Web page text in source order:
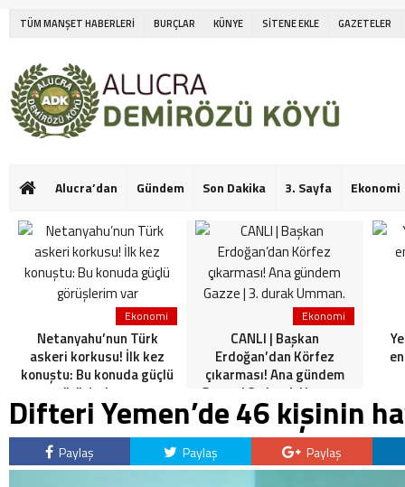
TÜM MANŞET HABERLERİ BURÇLAR KÜNYE SİTENE EKLE GAZETELER
Alucra’dan Gündem Son Dakika 3. Sayfa Ekonomi
Ekonomi
Netanyahu’nun Türk
askeri korkusu! İlk kez
konuştu: Bu konuda güçlü
görüşlerim var
Ekonomi
CANLI | Başkan
Erdoğan’dan Körfez
çıkarması! Ana gündem
Gazze | 3. durak Umman.
Difteri Yemen’de 46 kişinin
Paylaş Paylaş Paylaş